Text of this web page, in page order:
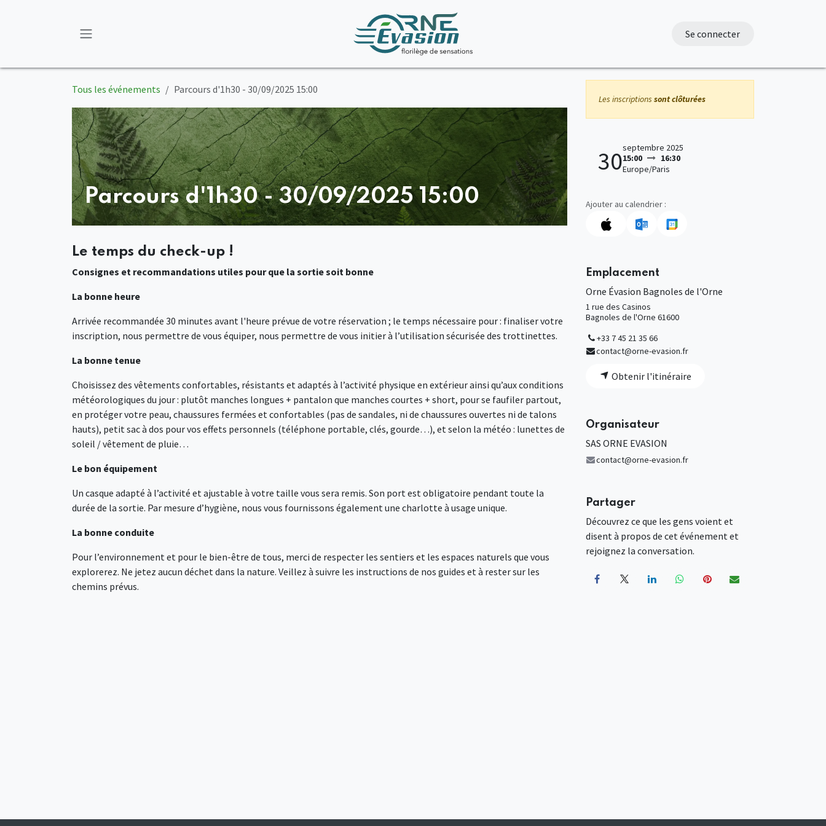
Se connecter
Tous les événements Parcours d'1h30 - 30/09/2025 15:00
Parcours d'1h30 - 30/09/2025 15:00
Le temps du check-up !
Consignes et recommandations utiles pour que la sortie soit bonne
La bonne heure
Arrivée recommandée 30 minutes avant l'heure prévue de votre réservation ; le temps nécessaire pour : finaliser votre
inscription, nous permettre de vous équiper, nous permettre de vous initier à l’utilisation sécurisée des trottinettes.
La bonne tenue
Choisissez des vêtements confortables, résistants et adaptés à l’activité physique en extérieur ainsi qu’aux conditions
météorologiques du jour : plutôt manches longues + pantalon que manches courtes + short, pour se faufiler partout,
en protéger votre peau, chaussures fermées et confortables (pas de sandales, ni de chaussures ouvertes ni de talons
hauts), petit sac à dos pour vos effets personnels (téléphone portable, clés, gourde…), et selon la météo : lunettes de
soleil / vêtement de pluie…
Le bon équipement
Un casque adapté à l’activité et ajustable à votre taille vous sera remis. Son port est obligatoire pendant toute la
durée de la sortie. Par mesure d’hygiène, nous vous fournissons également une charlotte à usage unique.
La bonne conduite
Pour l’environnement et pour le bien-être de tous, merci de respecter les sentiers et les espaces naturels que vous
explorerez. Ne jetez aucun déchet dans la nature. Veillez à suivre les instructions de nos guides et à rester sur les
chemins prévus.
Les inscriptions sont clôturées
30septembre 2025
15:00
16:30
Europe/Paris
Ajouter au calendrier :
Emplacement
Orne Évasion Bagnoles de l'Orne
1 rue des Casinos
Bagnoles de l'Orne 61600
+33 7 45 21 35 66
contact@orne-evasion.fr
Obtenir l'itinéraire
Organisateur
SAS ORNE EVASION
contact@orne-evasion.fr
Partager
Découvrez ce que les gens voient et
disent à propos de cet événement et
rejoignez la conversation.